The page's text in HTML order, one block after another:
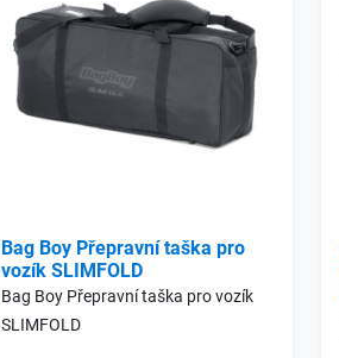
Bag Boy Přepravní taška pro
vozík SLIMFOLD
Bag Boy Přepravní taška pro vozík
SLIMFOLD